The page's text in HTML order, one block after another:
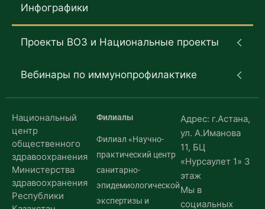
Инфографики
Проекты ВОЗ и Национальные проекты
Вебинары по иммунопрофилактике
Национальный
центр
общественного
здравоохранения
Министерства
здравоохранения
Республики
Филиалы
Филиал «Научно-
практический центр
санитарно-
эпидемиологической
экспертизы и
Адрес: г.Астана,
ул. А.Иманова
11, БЦ
«Нурсаулет 1» 3
этаж
Мы в
социальных